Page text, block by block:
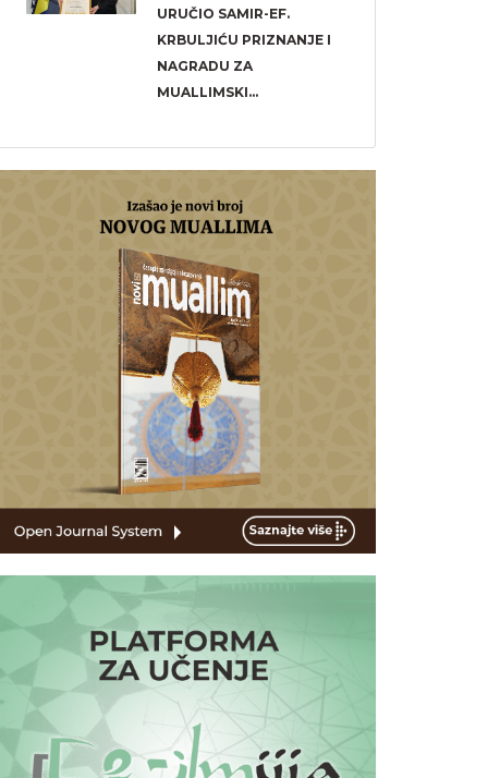
URUČIO SAMIR-EF.
KRBULJIĆU PRIZNANJE I
NAGRADU ZA
MUALLIMSKI...